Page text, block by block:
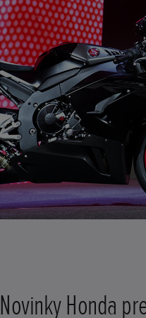
Novinky Honda